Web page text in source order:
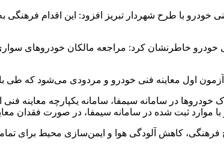
خودروها در سامانه سیمفا، سامانه یکپارچه معاینه
موارد ثبت شده در سامانه سیمفا، در صورت فقدان
فرهنگی، کاهش آلودگی هوا و ایمن‌سازی محیط برای